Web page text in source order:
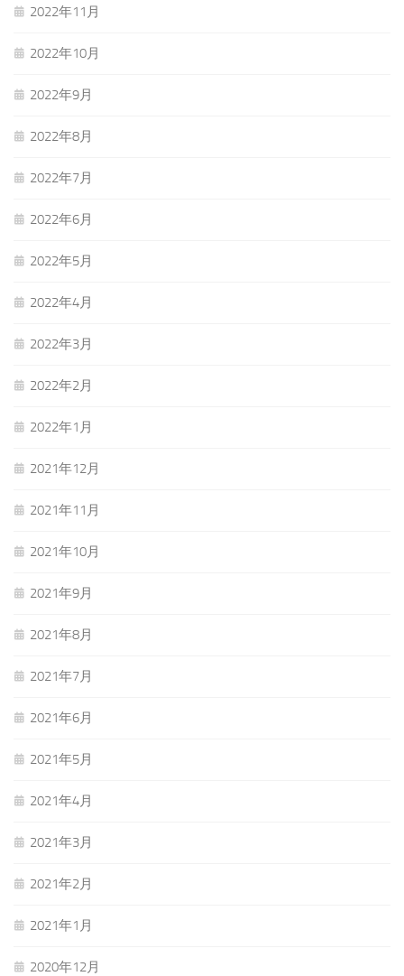
2022年11月
2022年10月
2022年9月
2022年8月
2022年7月
2022年6月
2022年5月
2022年4月
2022年3月
2022年2月
2022年1月
2021年12月
2021年11月
2021年10月
2021年9月
2021年8月
2021年7月
2021年6月
2021年5月
2021年4月
2021年3月
2021年2月
2021年1月
2020年12月